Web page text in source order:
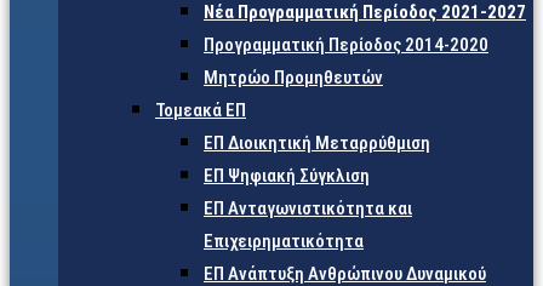
Νέα Προγραμματική Περίοδος 2021-2027
Προγραμματική Περίοδος 2014-2020
Μητρώο Προμηθευτών
Τομεακά ΕΠ
ΕΠ Διοικητική Μεταρρύθμιση
ΕΠ Ψηφιακή Σύγκλιση
ΕΠ Ανταγωνιστικότητα και
Επιχειρηματικότητα
ΕΠ Ανάπτυξη Ανθρώπινου Δυναμικού